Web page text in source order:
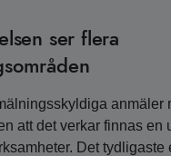
ser flera
anmäler
att det verkar finnas en
Det tydligaste